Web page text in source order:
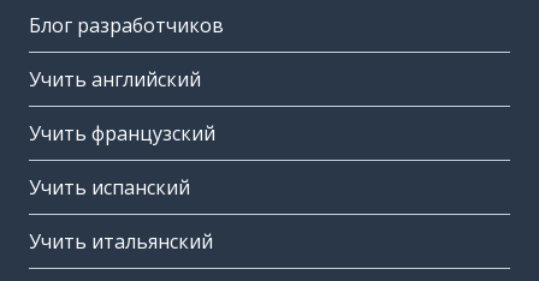
Блог разработчиков
Учить английский
Учить французский
Учить испанский
Учить итальянский